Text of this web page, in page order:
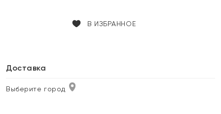
В ИЗБРАННОЕ
Доставка
Выберите город